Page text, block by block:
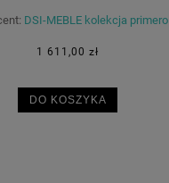
DSI-MEBLE kolekcja primero
1 611,00 zł
DO KOSZYKA